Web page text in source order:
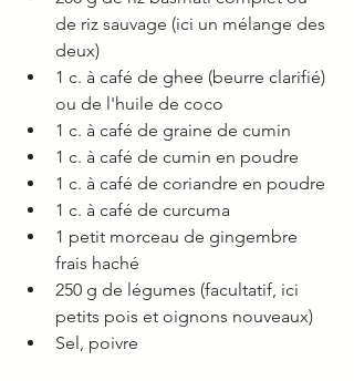
de riz sauvage (ici un mélange des
deux)
1 c. à café de ghee (beurre clarifié)
ou de l'huile de coco
1 c. à café de graine de cumin
1 c. à café de cumin en poudre
1 c. à café de coriandre en poudre
1 c. à café de curcuma
1 petit morceau de gingembre
frais haché
250 g de légumes (facultatif, ici
petits pois et oignons nouveaux)
Sel, poivre